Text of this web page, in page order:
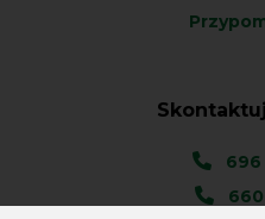
696